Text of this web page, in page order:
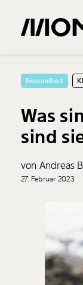
0Treffer
Gesundheit
Was
sind
von Andreas
27. Februar 2023